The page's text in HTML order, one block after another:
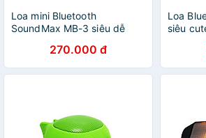
Loa mini Bluetooth
SoundMax MB-3 siêu dễ
Hàng chính hãng
270.000 đ
Loa
siêu